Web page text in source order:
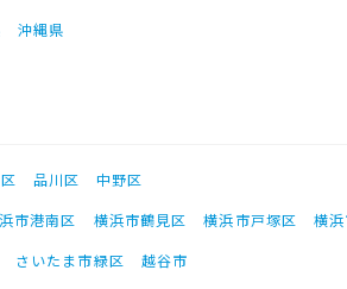
沖縄県
品川区
中野区
市港南区 横浜市鶴見区 横浜市戸塚区
横
さいたま市緑区
越谷市